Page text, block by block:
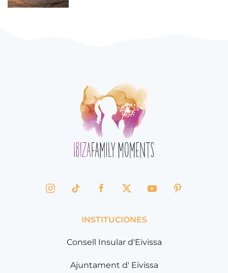
INSTITUCIONES
Consell Insular d'Eivissa
Ajuntament d' Eivissa